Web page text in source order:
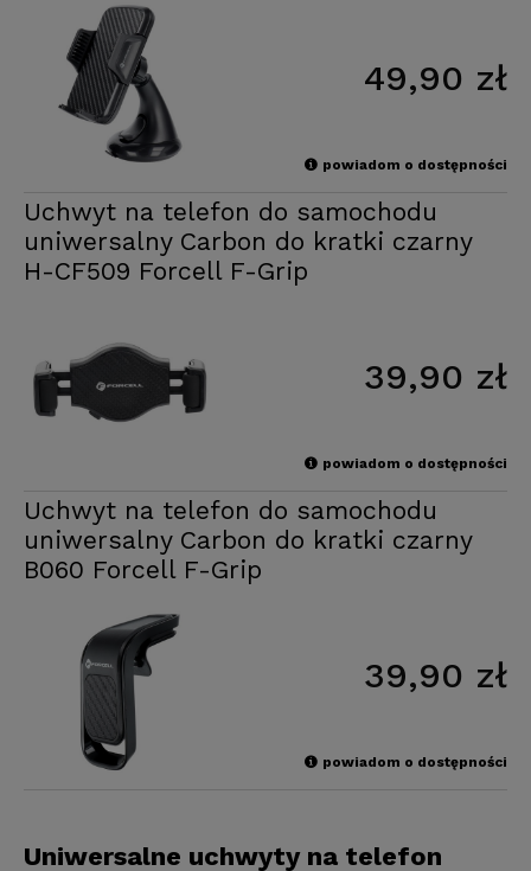
49,90 zł
powiadom o dostępności
Uchwyt na telefon do samochodu
uniwersalny Carbon do kratki czarny
H-CF509 Forcell F-Grip
39,90 zł
powiadom o dostępności
Uchwyt na telefon do samochodu
uniwersalny Carbon do kratki czarny
B060 Forcell F-Grip
39,90 zł
powiadom o dostępności
Uniwersalne uchwyty na telefon